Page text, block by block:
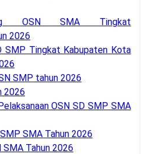
OSN SMA Tingkat
2026
SMP Tingkat Kabupaten Kota
SMP tahun 2026
2026
OSN SD SMP SMA
SMA Tahun 2026
SMA Tahun 2026